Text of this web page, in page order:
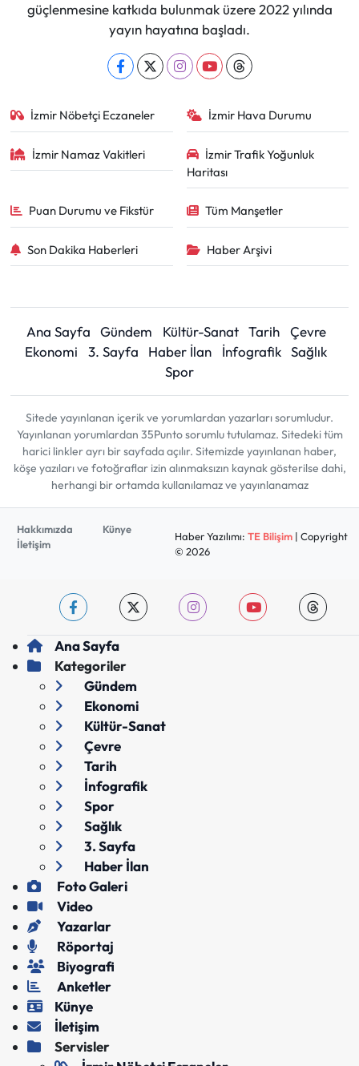
güçlenmesine katkıda bulunmak üzere 2022 yılında
yayın hayatına başladı.
İzmir Nöbetçi Eczaneler İzmir Hava Durumu
İzmir Namaz Vakitleri
İzmir Trafik Yoğunluk
Haritası
Puan Durumu ve Fikstür Tüm Manşetler
Son Dakika Haberleri Haber Arşivi
Ana Sayfa Gündem Kültür-Sanat Tarih
Çevre
Ekonomi
3. Sayfa Haber İlan İnfografik Sağlık
Spor
Sitede yayınlanan içerik ve yorumlardan yazarları sorumludur.
Yayınlanan yorumlardan 35Punto sorumlu tutulamaz. Sitedeki tüm
harici linkler ayrı bir sayfada açılır. Sitemizde yayınlanan haber,
köşe yazıları ve fotoğraflar izin alınmaksızın kaynak gösterilse dahi,
herhangi bir ortamda kullanılamaz ve yayınlanamaz
Hakkımızda
Künye
İletişim
Haber Yazılımı: TE Bilişim| Copyright
© 2026
Ana Sayfa
Kategoriler
Gündem
Ekonomi
Kültür-Sanat
Çevre
Tarih
İnfografik
Spor
Sağlık
3. Sayfa
Haber İlan
Foto Galeri
Video
Yazarlar
Röportaj
Biyografi
Anketler
Künye
İletişim
Servisler